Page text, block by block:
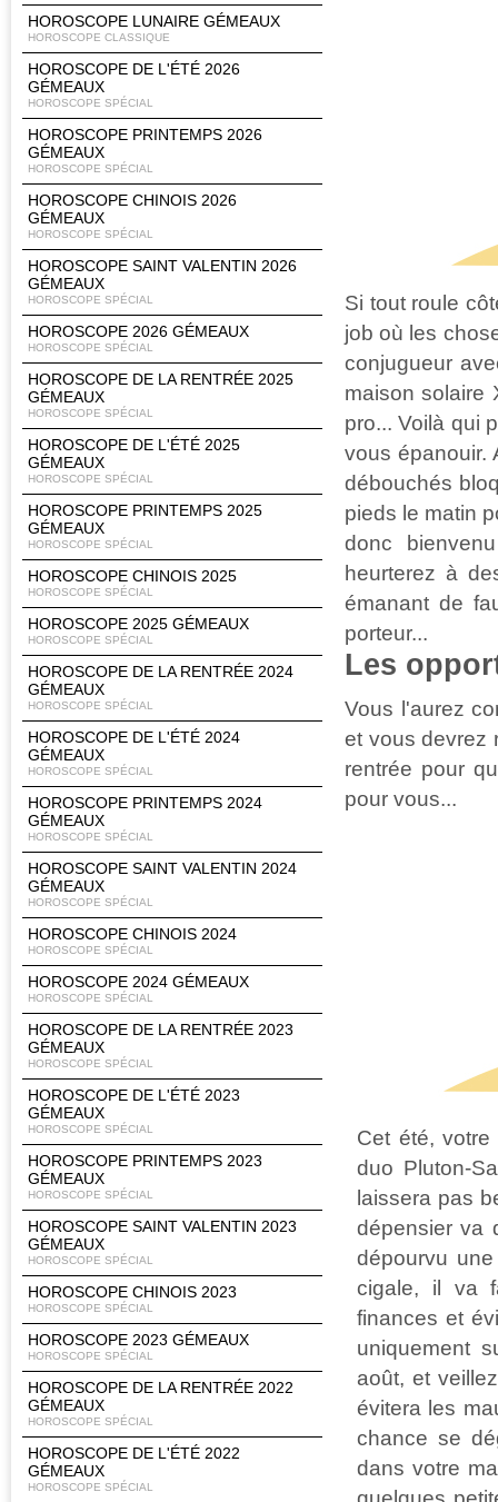
HOROSCOPE LUNAIRE GÉMEAUX
HOROSCOPE CLASSIQUE
HOROSCOPE DE L'ÉTÉ 2026
GÉMEAUX
HOROSCOPE SPÉCIAL
HOROSCOPE PRINTEMPS 2026
GÉMEAUX
HOROSCOPE SPÉCIAL
HOROSCOPE CHINOIS 2026
GÉMEAUX
HOROSCOPE SPÉCIAL
HOROSCOPE SAINT VALENTIN 2026
GÉMEAUX
HOROSCOPE SPÉCIAL
HOROSCOPE 2026 GÉMEAUX
HOROSCOPE SPÉCIAL
HOROSCOPE DE LA RENTRÉE 2025
GÉMEAUX
HOROSCOPE SPÉCIAL
HOROSCOPE DE L'ÉTÉ 2025
GÉMEAUX
HOROSCOPE SPÉCIAL
HOROSCOPE PRINTEMPS 2025
GÉMEAUX
HOROSCOPE SPÉCIAL
HOROSCOPE CHINOIS 2025
HOROSCOPE SPÉCIAL
HOROSCOPE 2025 GÉMEAUX
HOROSCOPE SPÉCIAL
HOROSCOPE DE LA RENTRÉE 2024
GÉMEAUX
HOROSCOPE SPÉCIAL
HOROSCOPE DE L'ÉTÉ 2024
GÉMEAUX
HOROSCOPE SPÉCIAL
HOROSCOPE PRINTEMPS 2024
GÉMEAUX
HOROSCOPE SPÉCIAL
HOROSCOPE SAINT VALENTIN 2024
GÉMEAUX
HOROSCOPE SPÉCIAL
HOROSCOPE CHINOIS 2024
HOROSCOPE SPÉCIAL
HOROSCOPE 2024 GÉMEAUX
HOROSCOPE SPÉCIAL
HOROSCOPE DE LA RENTRÉE 2023
GÉMEAUX
HOROSCOPE SPÉCIAL
HOROSCOPE DE L'ÉTÉ 2023
GÉMEAUX
HOROSCOPE SPÉCIAL
HOROSCOPE PRINTEMPS 2023
GÉMEAUX
HOROSCOPE SPÉCIAL
HOROSCOPE SAINT VALENTIN 2023
GÉMEAUX
HOROSCOPE SPÉCIAL
HOROSCOPE CHINOIS 2023
HOROSCOPE SPÉCIAL
HOROSCOPE 2023 GÉMEAUX
HOROSCOPE SPÉCIAL
HOROSCOPE DE LA RENTRÉE 2022
GÉMEAUX
HOROSCOPE SPÉCIAL
HOROSCOPE DE L'ÉTÉ 2022
GÉMEAUX
HOROSCOPE SPÉCIAL
Si tout roule
job où les
conjugueur
maison solaire
pro... Voilà qui
vous épanouir.
débouchés
pieds le matin
donc
heurterez à
émanant de
porteur...
Les
Vous l'aurez
et vous devrez
rentrée pour
pour vous...
Cet été,
duo Pluton-
laissera pas
dépensier va
dépourvu
cigale, il va
finances et
uniquement
août, et
évitera les
chance se
dans votre